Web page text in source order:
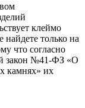
клеймо
только на
что согласно
закон №41-ФЗ «О
камнях» их